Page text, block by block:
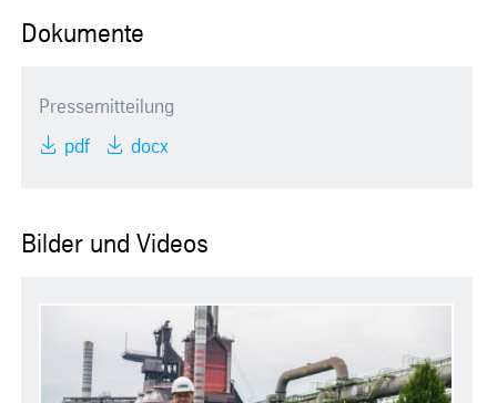
Dokumente
Pressemitteilung
pdf docx
Bilder und Videos